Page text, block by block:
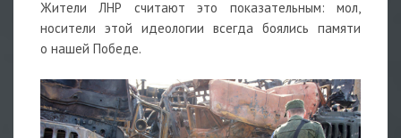
Жители ЛНР считают это показательным: мол,
носители этой идеологии всегда боялись памяти
о нашей Победе.